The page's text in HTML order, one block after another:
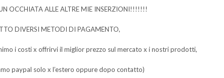
OCCHIATA ALLE ALTRE MIE INSERZIONI!!!!!!!
DIVERSI METODI DI PAGAMENTO,
i costi x offrirvi il miglior prezzo sul mercato x i nostri prodotti,
paypal solo x l’estero oppure dopo contatto)